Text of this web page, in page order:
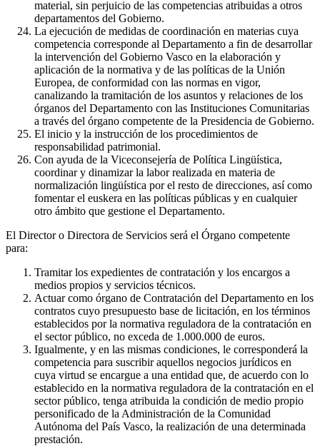
material, sin perjuicio de las competencias atribuidas a otros
departamentos del Gobierno.
La ejecución de medidas de coordinación en materias cuya
competencia corresponde al Departamento a fin de desarrollar
la intervención del Gobierno Vasco en la elaboración y
aplicación de la normativa y de las políticas de la Unión
Europea, de conformidad con las normas en vigor,
canalizando la tramitación de los asuntos y relaciones de los
órganos del Departamento con las Instituciones Comunitarias
a través del órgano competente de la Presidencia de Gobierno.
El inicio y la instrucción de los procedimientos de
responsabilidad patrimonial.
Con ayuda de la Viceconsejería de Política Lingüística,
coordinar y dinamizar la labor realizada en materia de
normalización lingüística por el resto de direcciones, así como
fomentar el euskera en las políticas públicas y en cualquier
otro ámbito que gestione el Departamento.
El Director o Directora de Servicios será el Órgano competente
para:
Tramitar los expedientes de contratación y los encargos a
medios propios y servicios técnicos.
Actuar como órgano de Contratación del Departamento en los
contratos cuyo presupuesto base de licitación, en los términos
establecidos por la normativa reguladora de la contratación en
el sector público, no exceda de 1.000.000 de euros.
Igualmente, y en las mismas condiciones, le corresponderá la
competencia para suscribir aquellos negocios jurídicos en
cuya virtud se encargue a una entidad que, de acuerdo con lo
establecido en la normativa reguladora de la contratación en el
sector público, tenga atribuida la condición de medio propio
personificado de la Administración de la Comunidad
Autónoma del País Vasco, la realización de una determinada
prestación.